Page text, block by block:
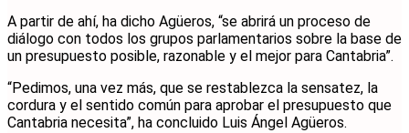
A partir de ahí, ha dicho Agüeros, “se abrirá un proceso de
diálogo con todos los grupos parlamentarios sobre la base de
un presupuesto posible, razonable y el mejor para Cantabria”.
“Pedimos, una vez más, que se restablezca la sensatez, la
cordura y el sentido común para aprobar el presupuesto que
Cantabria necesita”, ha concluido Luis Ángel Agüeros.